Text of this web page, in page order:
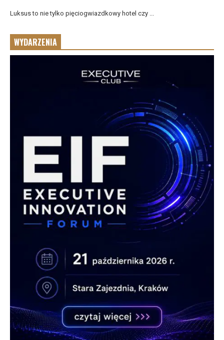
Luksus to nie tylko pięciogwiazdkowy hotel czy ...
WYDARZENIA